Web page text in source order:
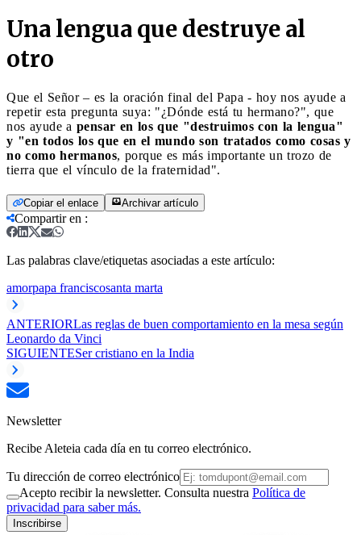
Una lengua que destruye al
otro
Que el Señor – es la oración final del Papa - hoy nos ayude a
repetir esta pregunta suya: "¿Dónde está tu hermano?", que
nos ayude a pensar en los que "destruimos con la lengua"
y "en todos los que en el mundo son tratados como cosas y
no como hermanos, porque es más importante un trozo de
tierra que el vínculo de la fraternidad".
Copiar el enlace Archivar artículo
Compartir en :
Las palabras clave/etiquetas asociadas a este artículo:
amorpapa franciscosanta marta
ANTERIORLas reglas de buen comportamiento en la mesa según
Leonardo da Vinci
SIGUIENTESer cristiano en la India
Newsletter
Recibe Aleteia cada día en tu correo electrónico.
Tu dirección de correo electrónico
Acepto recibir la newsletter. Consulta nuestra Política de
privacidad para saber más.
Inscribirse